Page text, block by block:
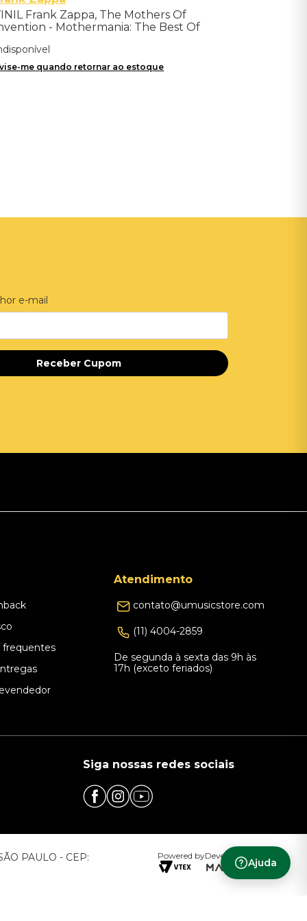
Ajuda
Frank Zappa, The Mothers Of
- Mothermania: The Best Of
me quando retornar ao estoque
e-mail
Receber Cupom
frequentes
Atendimento
contato@umusicstore.com
(11) 4004-2859
De segunda à sexta das 9h às
17h (exceto feriados)
Siga nossas redes sociais
PAULO - CEP:
Powered byDeveloped by